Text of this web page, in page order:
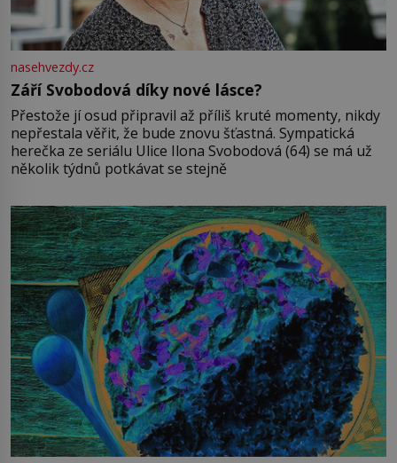
nasehvezdy.cz
Září Svobodová díky nové lásce?
Přestože jí osud připravil až příliš kruté momenty, nikdy
nepřestala věřit, že bude znovu šťastná. Sympatická
herečka ze seriálu Ulice Ilona Svobodová (64) se má už
několik týdnů potkávat se stejně